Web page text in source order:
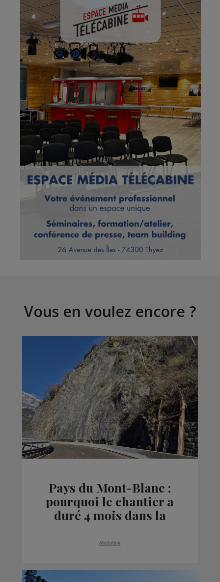
Vous en voulez encore ?
Pays du Mont-Blanc :
pourquoi le chantier a
duré 4 mois dans la
Mobilité